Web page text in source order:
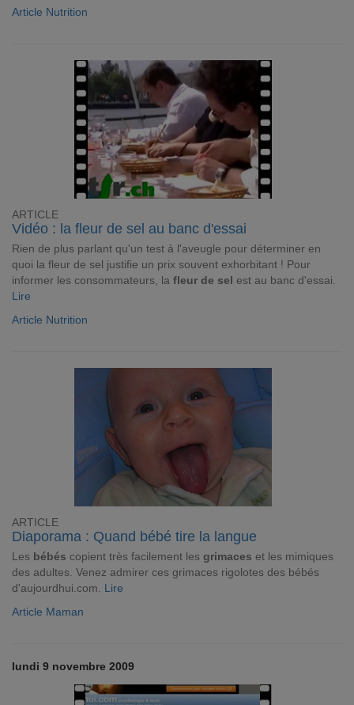
Article Nutrition
ARTICLE
Vidéo : la fleur de sel au banc d'essai
Rien de plus parlant qu'un test à l'aveugle pour déterminer en
quoi la fleur de sel justifie un prix souvent exhorbitant ! Pour
informer les consommateurs, la fleur de sel est au banc d'essai.
Lire
Article Nutrition
ARTICLE
Diaporama : Quand bébé tire la langue
Les bébés copient très facilement les grimaces et les mimiques
des adultes. Venez admirer ces grimaces rigolotes des bébés
d'aujourdhui.com. Lire
Article Maman
lundi 9 novembre 2009